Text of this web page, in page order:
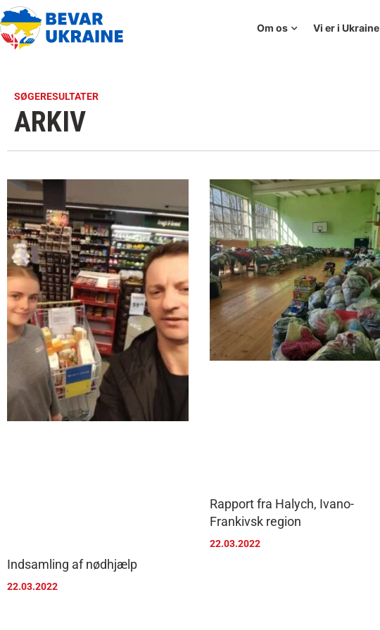
Om os Vi er i Ukraine
SØGERESULTATER
ARKIV
Indsamling af nødhjælp
22.03.2022
Rapport fra Halych, Ivano-
Frankivsk region
22.03.2022